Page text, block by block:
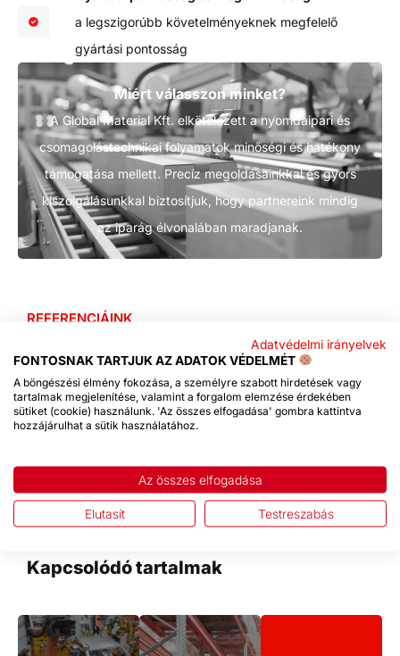
a legszigorúbb követelményeknek megfelelő
gyártási pontosság
Miért válasszon minket?
A Global Material Kft. elkötelezett a nyomdaipari és
csomagolástechnikai folyamatok minőségi és hatékony
támogatása mellett. Precíz megoldásainkkal és gyors
kiszolgálásunkkal biztosítjuk, hogy partnereink mindig
az iparág élvonalában maradjanak.
REFERENCIÁINK
Ismerje meg partnereinket
Kapcsolódó tartalmak
Adatvédelmi irányelvek
FONTOSNAK TARTJUK AZ ADATOK VÉDELMÉT
A böngészési élmény fokozása, a személyre szabott hirdetések vagy
tartalmak megjelenítése, valamint a forgalom elemzése érdekében
sütiket (cookie) használunk. 'Az összes elfogadása' gombra kattintva
hozzájárulhat a sütik használatához.
Az összes elfogadása
Elutasít Testreszabás